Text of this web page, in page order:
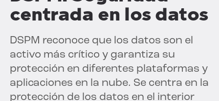
centrada en los datos
DSPM reconoce que los datos son el
activo más crítico y garantiza su
protección en diferentes plataformas y
aplicaciones en la nube. Se centra en la
protección de los datos en el interior